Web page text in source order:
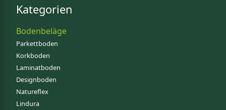
Kategorien
Bodenbeläge
Parkettboden
Korkboden
Laminatboden
Designboden
Natureflex
Lindura